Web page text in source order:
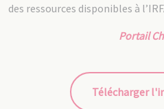
des ressources disponibles à
Portail
Télécharger